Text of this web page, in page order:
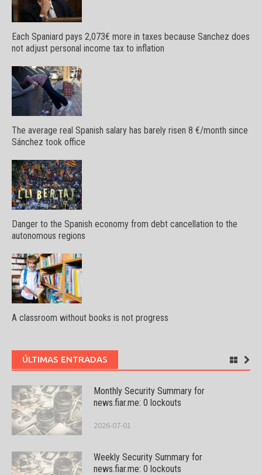
Each Spaniard pays 2,073€ more in taxes because Sanchez does
not adjust personal income tax to inflation
The average real Spanish salary has barely risen 8 €/month since
Sánchez took office
Danger to the Spanish economy from debt cancellation to the
autonomous regions
A classroom without books is not progress
ÚLTIMAS ENTRADAS
Monthly Security Summary for
news.fiar.me: 0 lockouts
2026-07-01
Weekly Security Summary for
news.fiar.me: 0 lockouts